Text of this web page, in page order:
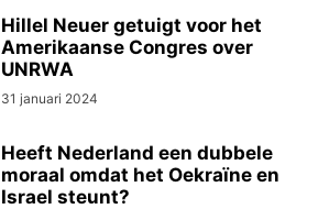
Hillel Neuer getuigt voor het
Amerikaanse Congres over
UNRWA
31 januari 2024
Heeft Nederland een dubbele
moraal omdat het Oekraïne en
Israel steunt?